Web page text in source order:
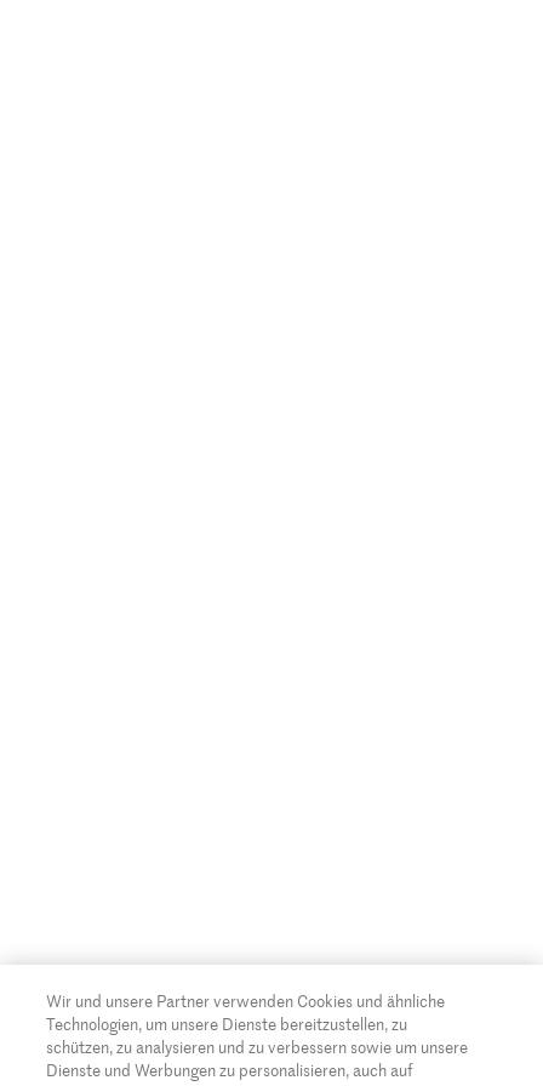
Wir und unsere Partner verwenden Cookies und ähnliche
Technologien, um unsere Dienste bereitzustellen, zu
schützen, zu analysieren und zu verbessern sowie um unsere
Dienste und Werbungen zu personalisieren, auch auf